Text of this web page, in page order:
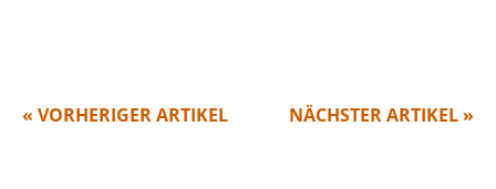
NÄCHSTER ARTIKEL »
« VORHERIGER ARTIKEL